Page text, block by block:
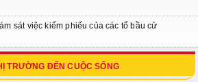
sát việc kiểm phiếu của các tổ bầu cử
TRƯỜNG ĐẾN CUỘC SỐNG